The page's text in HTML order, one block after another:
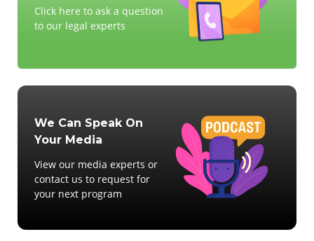
Click here to ask a question
to our legal experts
We Can Speak On
Your Media
View our media experts or
contact us to request for
your next program